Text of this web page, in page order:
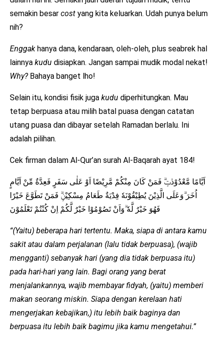
semakin besar cost yang kita keluarkan. Udah punya belum
nih?
Enggak hanya dana, kendaraan, oleh-oleh, plus seabrek hal
lainnya kudu disiapkan. Jangan sampai mudik modal nekat!
Why?Bahaya banget lho!
Selain itu, kondisi fisik juga kudu diperhitungkan. Mau
tetap berpuasa atau milih batal puasa dengan catatan
utang puasa dan dibayar setelah Ramadan berlalu. Ini
adalah pilihan.
Cek firman dalam Al-Qur’an surah Al-Baqarah ayat 184!
اَيَّامًا مَّعْدُوْدٰتٍۗ فَمَنْ كَانَ مِنْكُمْ مَّرِيْضًا اَوْ عَلٰى سَفَرٍ فَعِدَّةٌ مِّنْ اَيَّامٍ
اُخَرَ ۗوَعَلَى الَّذِيْنَ يُطِيْقُوْنَهٗ فِدْيَةٌ طَعَامُ مِسْكِيْنٍۗ فَمَنْ تَطَوَّعَ خَيْرًا
فَهُوَ خَيْرٌ لَّهٗ ۗوَاَنْ تَصُوْمُوْا خَيْرٌ لَّكُمْ اِنْ كُنْتُمْ تَعْلَمُوْنَ
“(Yaitu) beberapa hari tertentu. Maka, siapa di antara kamu
sakit atau dalam perjalanan (lalu tidak berpuasa), (wajib
mengganti) sebanyak hari (yang dia tidak berpuasa itu)
pada hari-hari yang lain. Bagi orang yang berat
menjalankannya, wajib membayar fidyah, (yaitu) memberi
makan seorang miskin. Siapa dengan kerelaan hati
mengerjakan kebajikan,) itu lebih baik baginya dan
berpuasa itu lebih baik bagimu jika kamu mengetahui.”